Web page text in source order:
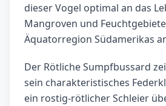
dieser Vogel optimal an das
Mangroven und
Äquatorregion Südamerikas
Der Rötliche Sumpfbussard
sein charakteristisches
ein rostig-rötlicher Schleier